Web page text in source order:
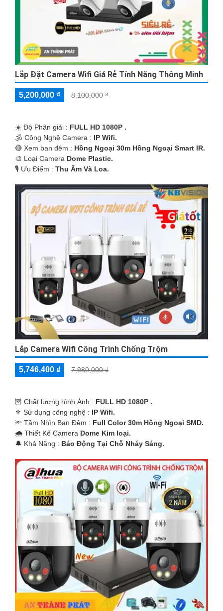
Lắp Đặt Camera Wifi Giá Rẻ Tính Năng Thông Minh
5,200,000 ₫ 8,100,000 ₫
☀️ Độ Phân giải : FULL HD 1080P .
🕉️ Công Nghệ Camera : IP Wifi.
🔴 Xem ban đêm : Hồng Ngoại 30m Hồng Ngoại Smart IR.
🎨 Loại Camera Dome Plastic.
️🎙 Ưu Điểm : Thu Âm Và Loa.
Lắp Camera Wifi Công Trình Chống Trộm
5,746,400 ₫ 7,980,000 ₫
🦉 Chất lượng hình Ảnh : FULL HD 1080P .
⚜️ Sử dụng công nghệ : IP Wifi.
🔦 Tầm Nhìn Ban Đêm : Full Color 30m Hồng Ngoại SMD.
🌧️ Thiết Kế Camera Dome Kim loại.
️🔔 Khả Năng : Báo Động Tại Chỗ Nháy Sáng.